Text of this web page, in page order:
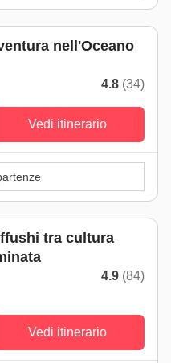
nell'Oceano
4.8 (34)
Vedi itinerario
tra cultura
4.9 (84)
Vedi itinerario